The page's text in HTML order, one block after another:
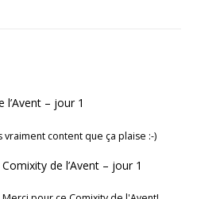
l’Avent – jour 1
content que ça plaise :-)
Comixity de l’Avent – jour 1